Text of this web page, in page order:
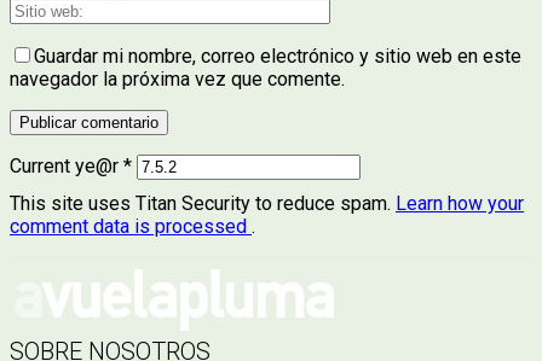
Guardar mi nombre, correo electrónico y sitio web en este
navegador la próxima vez que comente.
Current ye@r *
This site uses Titan Security to reduce spam. Learn how your
comment data is processed .
SOBRE NOSOTROS